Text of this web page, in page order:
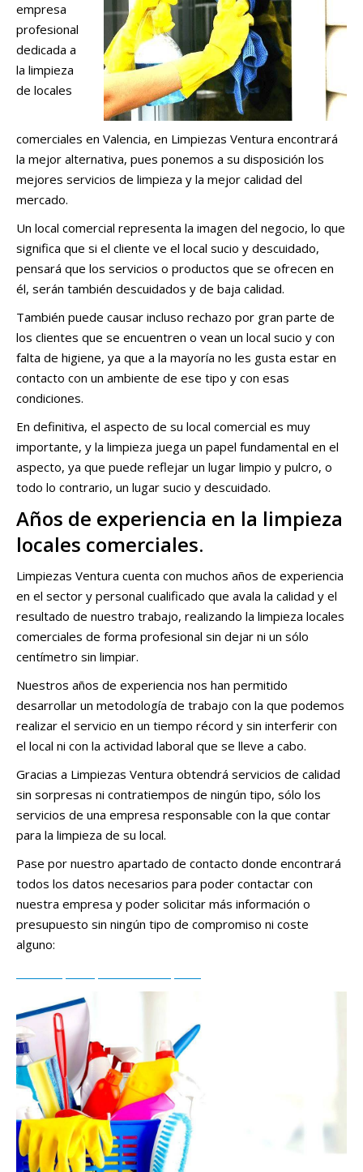
empresa
profesional
dedicada a
la limpieza
de locales
comerciales en Valencia, en Limpiezas Ventura encontrará
la mejor alternativa, pues ponemos a su disposición los
mejores servicios de limpieza y la mejor calidad del
mercado.
Un local comercial representa la imagen del negocio, lo que
significa que si el cliente ve el local sucio y descuidado,
pensará que los servicios o productos que se ofrecen en
él, serán también descuidados y de baja calidad.
También puede causar incluso rechazo por gran parte de
los clientes que se encuentren o vean un local sucio y con
falta de higiene, ya que a la mayoría no les gusta estar en
contacto con un ambiente de ese tipo y con esas
condiciones.
En definitiva, el aspecto de su local comercial es muy
importante, y la limpieza juega un papel fundamental en el
aspecto, ya que puede reflejar un lugar limpio y pulcro, o
todo lo contrario, un lugar sucio y descuidado.
Años de experiencia en la limpieza
locales comerciales.
Limpiezas Ventura cuenta con muchos años de experiencia
en el sector y personal cualificado que avala la calidad y el
resultado de nuestro trabajo, realizando la limpieza locales
comerciales de forma profesional sin dejar ni un sólo
centímetro sin limpiar.
Nuestros años de experiencia nos han permitido
desarrollar un metodología de trabajo con la que podemos
realizar el servicio en un tiempo récord y sin interferir con
el local ni con la actividad laboral que se lleve a cabo.
Gracias a Limpiezas Ventura obtendrá servicios de calidad
sin sorpresas ni contratiempos de ningún tipo, sólo los
servicios de una empresa responsable con la que contar
para la limpieza de su local.
Pase por nuestro apartado de contacto donde encontrará
todos los datos necesarios para poder contactar con
nuestra empresa y poder solicitar más información o
presupuesto sin ningún tipo de compromiso ni coste
alguno: